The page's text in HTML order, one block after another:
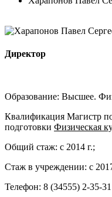
Директор
Образование: Высшее.
Квалификация Магистр
подготовки Физическая
Общий стаж: с 2014 г.;
Стаж в учреждении: с
Телефон: 8 (34555) 2-35-31